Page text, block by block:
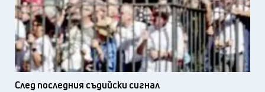
След последния съдийски сигнал